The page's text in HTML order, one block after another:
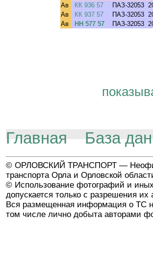
Ав
КК 936 57 ПАЗ-32053
Ав
КК 937 57 ПАЗ-32053
Ав
НН 577 57 ПАЗ-32053
Главная База
© ОРЛОВСКИЙ ТРАНСПОРТ —
транспорта Орла и Орловской
© Использование фотографий и
допускается только с разрешения их
Вся размещенная информация о ТС
том числе лично добыта авторами